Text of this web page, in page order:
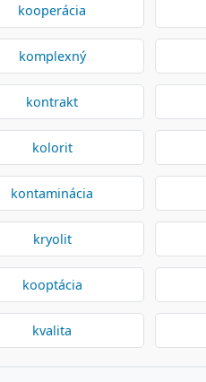
kooperácia
komplexný
kontrakt
kolorit
kontaminácia
kryolit
kooptácia
kvalita